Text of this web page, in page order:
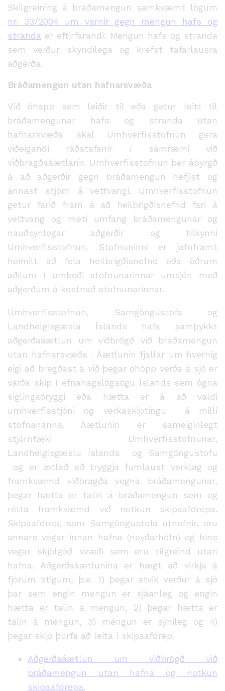
Skilgreining á bráðamengun samkvæmt lögum
nr. 33/2004 um varnir gegn mengun hafs og
stranda er eftirfarandi: Mengun hafs og stranda
sem verður skyndilega og krefst tafarlausra
aðgerða.
Bráðamengun utan hafnarsvæða
Við óhapp sem leiðir til eða getur leitt til
bráðamengunar hafs og stranda utan
hafnarsvæða skal Umhverfisstofnun gera
viðeigandi ráðstafanir í samræmi við
viðbragðsáætlanir. Umhverfisstofnun ber ábyrgð
á að aðgerðir gegn bráðamengun hefjist og
annast stjórn á vettvangi. Umhverfisstofnun
getur farið fram á að heilbrigðisnefnd fari á
vettvang og meti umfang bráðamengunar og
nauðsynlegar aðgerðir og tilkynni
Umhverfisstofnun. Stofnuninni er jafnframt
heimilt að fela heilbrigðisnefnd eða öðrum
aðilum í umboði stofnunarinnar umsjón með
aðgerðum á kostnað stofnunarinnar.
Umhverfisstofnun, Samgöngustofa og
Landhelgisgæsla Íslands hafa samþykkt
aðgerðaáætlun um viðbrögð við bráðamengun
utan hafnarsvæða . Áætlunin fjallar um hvernig
eigi að bregðast á við þegar óhöpp verða á sjó er
varða skip í efnahagslögsögu Íslands sem ógna
siglingaöryggi eða hætta er á að valdi
umhverfisstjóni og verkaskiptingu á milli
stofnananna. Áætlunin er sameiginlegt
stjórntæki Umhverfisstofnunar,
Landhelgisgæslu Íslands og Samgöngustofu
og er ætlað að tryggja fumlaust verklag og
framkvæmd viðbragða vegna bráðamengunar,
þegar hætta er talin á bráðamengun sem og
rétta framkvæmd við notkun skipaafdrepa.
Skipaafdrep, sem Samgöngustofa útnefnir, eru
annars vegar innan hafna (neyðarhöfn) og hins
vegar skjólgóð svæði sem eru tilgreind utan
hafna. Aðgerðaáætlunina er hægt að virkja á
fjórum stigum, þ.e. 1) þegar atvik verður á sjó
þar sem engin mengun er sjáanleg og engin
hætta er talin á mengun, 2) þegar hætta er
talin á mengun, 3) mengun er sýnileg og 4)
þegar skip þurfa að leita í skipaafdrep.
Aðgerðaáætlun um viðbrögð við
bráðamengun utan hafna og notkun
skipaafdrepa.